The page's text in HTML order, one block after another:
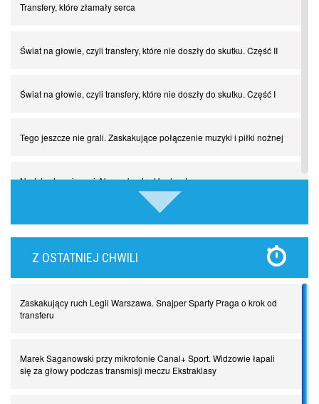
Transfery, które złamały serca
Świat na głowie, czyli transfery, które nie doszły do skutku. Część II
Świat na głowie, czyli transfery, które nie doszły do skutku. Część I
Tego jeszcze nie grali. Zaskakujące połączenie muzyki i piłki nożnej
Nadchodzą giganci. Nunez kontra Haaland
Lewandowski kontra Bayern. Czy wilk będzie syty, a owca cała?
Piłkarz z numerem 47. Phil Foden i inne przypadki
Spadkowicze z Serie A. Komu powiemy ciao?
Z OSTATNIEJ CHWILI
Zaskakujący ruch Legii Warszawa. Snajper Sparty Praga o krok od
transferu
Marek Saganowski przy mikrofonie Canal+ Sport. Widzowie łapali
się za głowy podczas transmisji meczu Ekstraklasy